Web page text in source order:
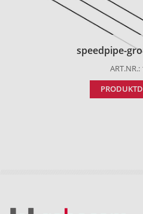
speedpipe-
ART.NR.: